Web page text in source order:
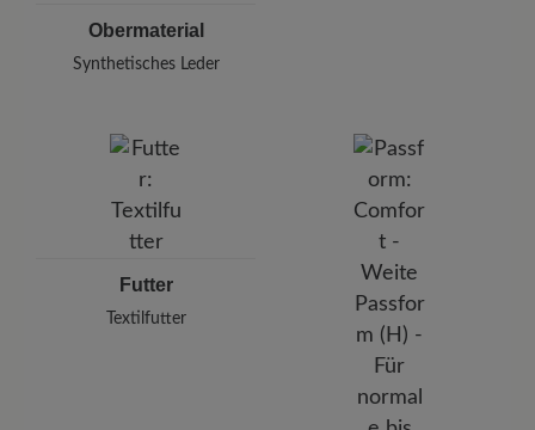
Obermaterial
Synthetisches Leder
Futter
Textilfutter